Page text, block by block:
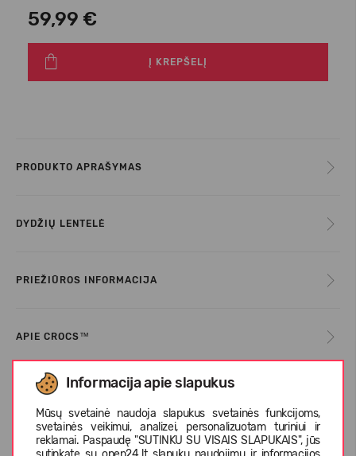
Informacija apie slapukus
Mūsų svetainė naudoja slapukus svetainės funkcijoms,
svetainės veikimui, analizei, personalizuotam turiniui ir
reklamai. Paspaudę "SUTINKU SU VISAIS SLAPUKAIS", jūs
59,99 €
Į KREPŠELĮ
PRODUKTO APRAŠYMAS
DYDŽIŲ LENTELĖ
PRIEŽIŪROS INFORMACIJA
APIE CROCS™
KLIENTŲ ATSILIEPIMAI (0)